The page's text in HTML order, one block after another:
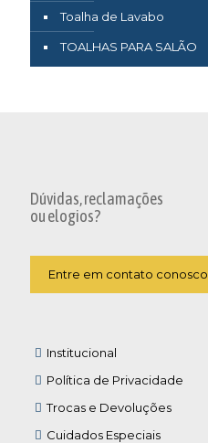
Toalha de Lavabo
TOALHAS PARA SALÃO
Dúvidas, reclamações
ou elogios?
Entre em contato conosco
Institucional
Política de Privacidade
Trocas e Devoluções
Cuidados Especiais